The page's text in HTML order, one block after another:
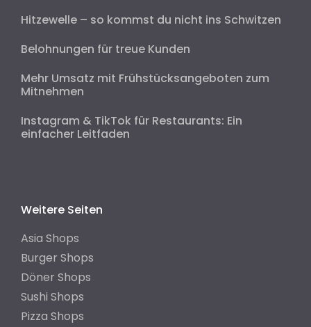
Hitzewelle – so kommst du nicht ins Schwitzen
Belohnungen für treue Kunden
Mehr Umsatz mit Frühstücksangeboten zum
Mitnehmen
Instagram & TikTok für Restaurants: Ein
einfacher Leitfaden
Weitere Seiten
Asia Shops
Burger Shops
Döner Shops
Sushi Shops
Pizza Shops